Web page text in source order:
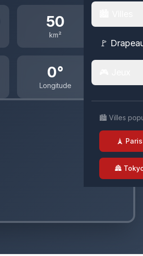
🚩
🏙️ Villes
🗼 Paris
🏯
50
km²
0°
Longitude